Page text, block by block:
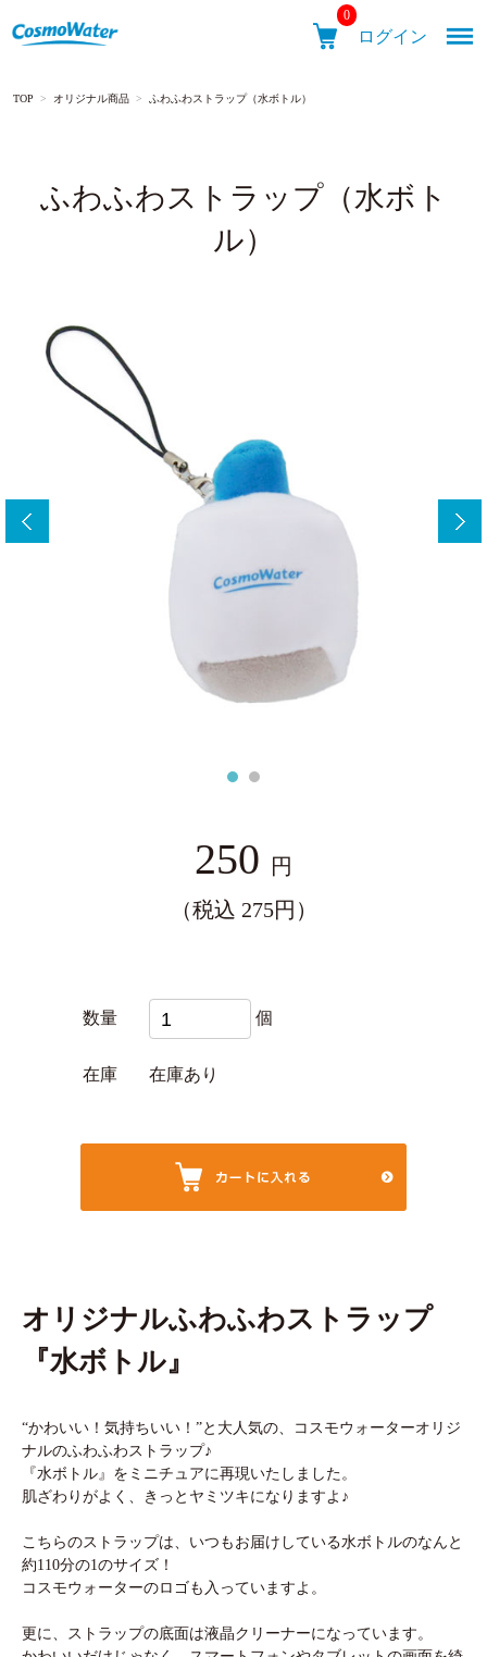
CosmoWater
0
ログイン
TOP > オリジナル商品 > ふわふわストラップ（水ボトル）
ふわふわストラップ（水ボト
ル）
250
円
（税込 275円）
数量 個
在庫 在庫あり
オリジナルふわふわストラップ
『水ボトル』
“かわいい！気持ちいい！”と大人気の、コスモウォーターオリジ
ナルのふわふわストラップ♪
『水ボトル』をミニチュアに再現いたしました。
肌ざわりがよく、きっとヤミツキになりますよ♪
こちらのストラップは、いつもお届けしている水ボトルのなんと
約110分の1のサイズ！
コスモウォーターのロゴも入っていますよ。
更に、ストラップの底面は液晶クリーナーになっています。